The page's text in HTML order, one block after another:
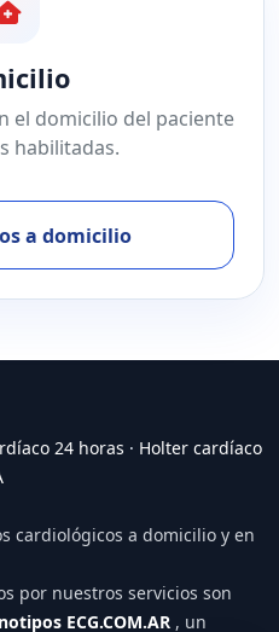
el domicilio del paciente
habilitadas.
a domicilio
24 horas · Holter cardíaco
cardiológicos a domicilio y en
por nuestros servicios son
ECG.COM.AR , un